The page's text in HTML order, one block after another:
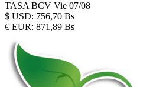
TASA BCV Vie 07/08
$ USD: 756,70 Bs
€ EUR: 871,89 Bs